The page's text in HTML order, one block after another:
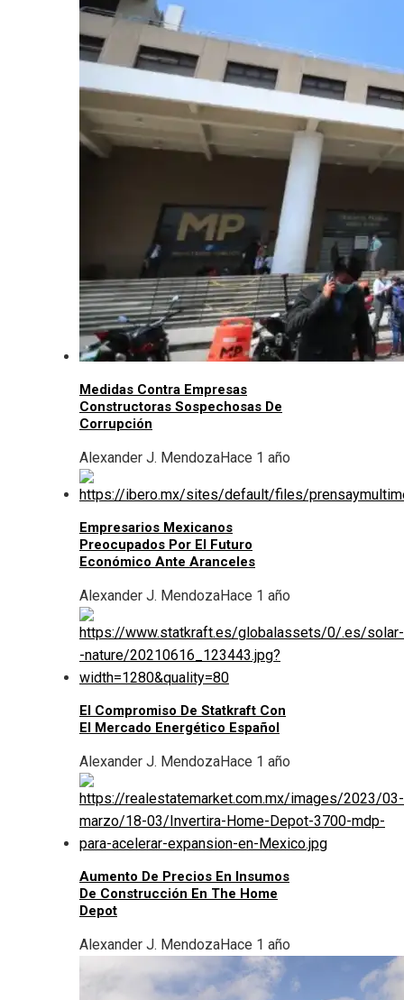
Medidas Contra Empresas
Constructoras Sospechosas De
Corrupción
Alexander J. MendozaHace 1 año
Empresarios Mexicanos
Preocupados Por El Futuro
Económico Ante Aranceles
Alexander J. MendozaHace 1 año
El Compromiso De Statkraft Con
El Mercado Energético Español
Alexander J. MendozaHace 1 año
Aumento De Precios En Insumos
De Construcción En The Home
Depot
Alexander J. MendozaHace 1 año